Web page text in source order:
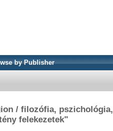
by Publisher
/ filozófia, pszichológia,
felekezetek"